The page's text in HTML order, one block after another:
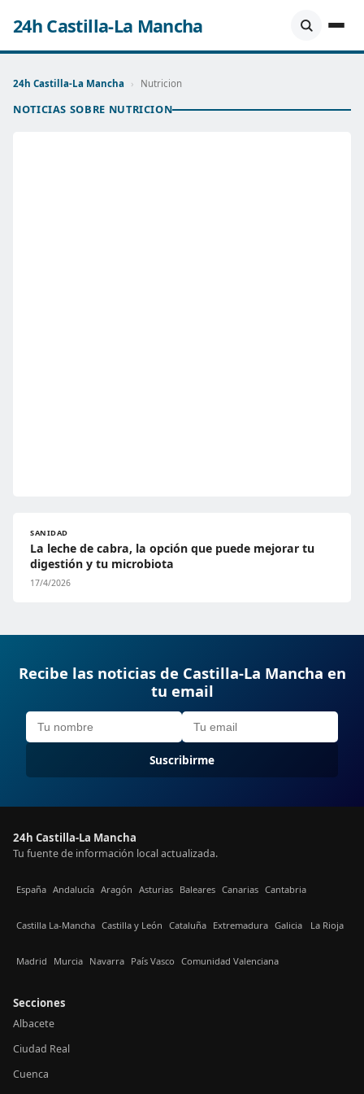
24h Castilla-La Mancha
24h Castilla-La Mancha › Nutricion
NOTICIAS SOBRE NUTRICION
SANIDAD
La leche de cabra, la opción que puede mejorar tu
digestión y tu microbiota
17/4/2026
Recibe las noticias de Castilla-La Mancha en
tu email
Suscribirme
24h Castilla-La Mancha
Tu fuente de información local actualizada.
España Andalucía Aragón Asturias Baleares Canarias Cantabria
Castilla La-Mancha Castilla y León Cataluña Extremadura Galicia La Rioja
Madrid Murcia Navarra País Vasco Comunidad Valenciana
Secciones
Albacete
Ciudad Real
Cuenca